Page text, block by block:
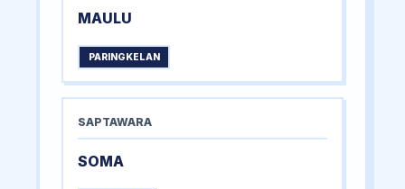
MAULU
PARINGKELAN
SAPTAWARA
SOMA